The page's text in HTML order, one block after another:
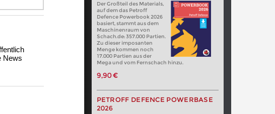
News
Der Großteil des Materials,
auf dem das Petroff
Defence Powerbook 2026
basiert, stammt aus dem
Maschinenraum von
Schach.de: 357.000 Partien.
Zu dieser imposanten
Menge kommen noch
17.000 Partien aus der
Mega und vom Fernschach hinzu.
9,90 €
PETROFF DEFENCE POWERBASE
2026